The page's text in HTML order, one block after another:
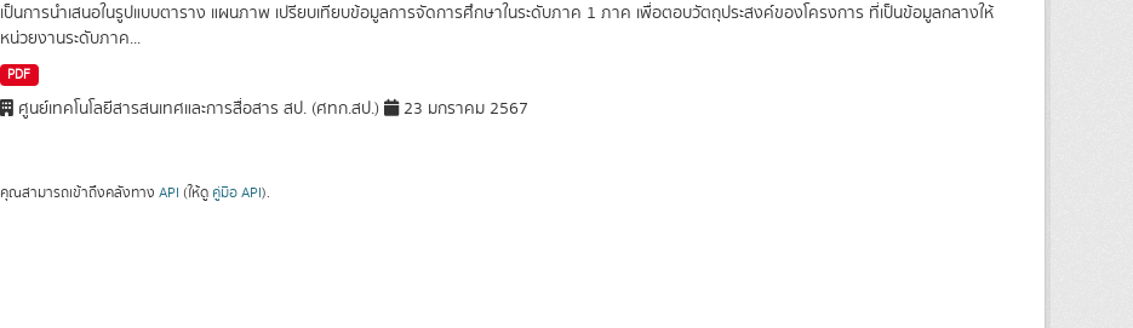
เป็นการนำเสนอในรูปแบบตาราง แผนภาพ เปรียบเทียบข้อมูลการจัดการศึกษาในระดับภาค 1 ภาค เพื่อตอบวัตถุประสงค์ของโครงการ ที่เป็นข้อมูลกลางให้
หน่วยงานระดับภาค...
PDF
ศูนย์เทคโนโลยีสารสนเทศและการสื่อสาร สป. (ศทก.สป.) 23 มกราคม 2567
คุณสามารถเข้าถึงคลังทาง API (ให้ดู คู่มือ API).